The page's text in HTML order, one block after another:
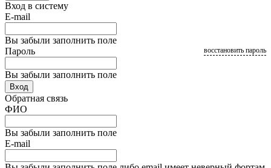
Вход в систему
E-mail
Вы забыли заполнить поле
Пароль
Вы забыли заполнить поле
восстановить пароль
Вход
Обратная связь
ФИО
Вы забыли заполнить поле
E-mail